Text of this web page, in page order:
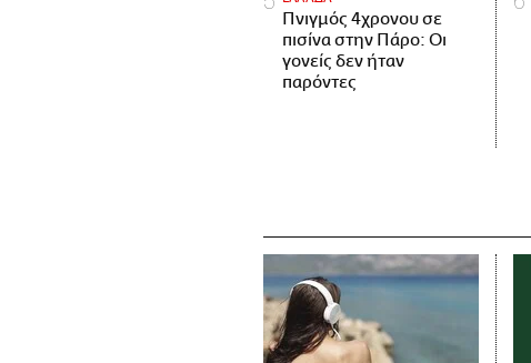
Πνιγμός 4χρονου σε
πισίνα στην Πάρο: Οι
γονείς δεν ήταν
παρόντες